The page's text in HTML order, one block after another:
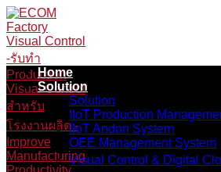
Skip
to
content
Home
Solution
Solution
IIoT Production
IIoT Andon System
OEE Management System
Visual Control & Digital